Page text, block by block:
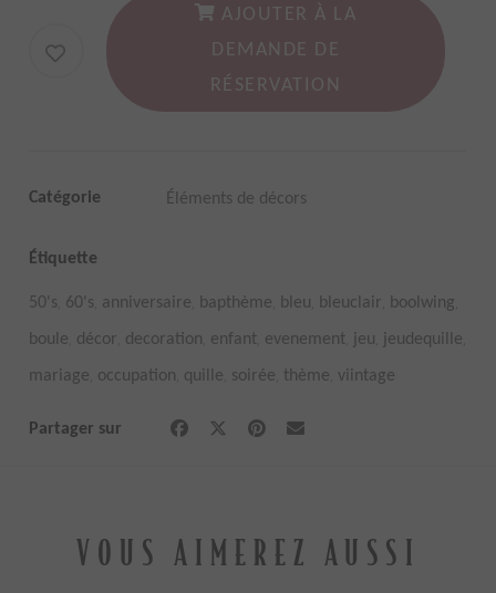
AJOUTER À LA
DEMANDE DE
RÉSERVATION
Catégorie Éléments de décors
Étiquette
50's 60's anniversaire bapthème bleu bleuclair boolwing
boule décor decoration enfant evenement jeu jeudequille
mariage occupation quille soirée thème viintage
Partager sur
VOUS AIMEREZ AUSSI